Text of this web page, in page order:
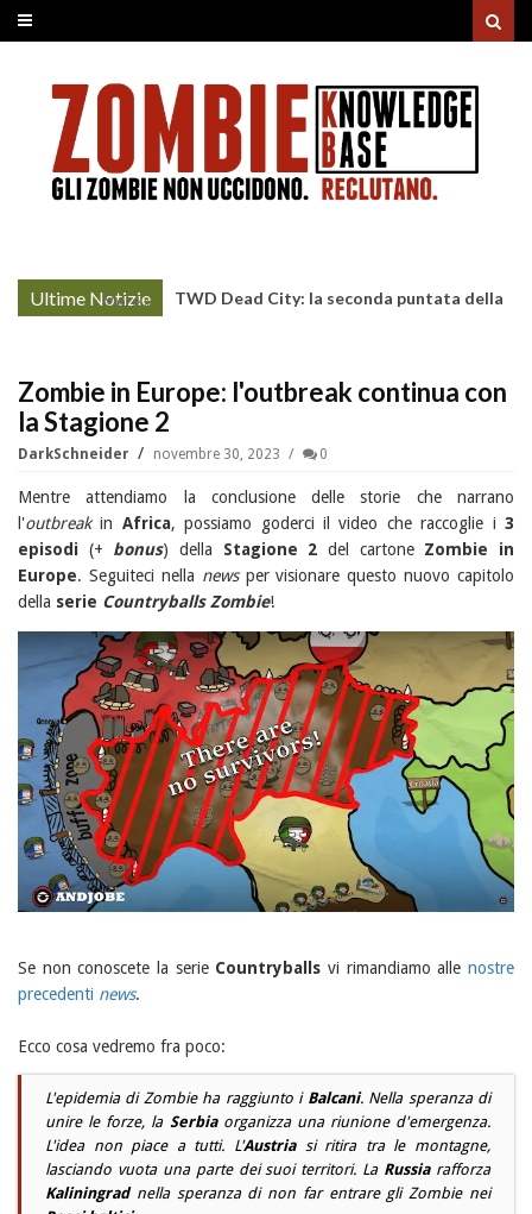
Ultime Notizie
More »
TWD Dead City: la seconda puntata della
Zombie in Europe: l'outbreak continua con
la Stagione 2
DarkSchneider novembre 30, 2023 0
Mentre attendiamo la conclusione delle storie che narrano
l'outbreakin Africa, possiamo goderci il video che raccoglie i3
episodi (+ bonus) della Stagione 2 del cartone Zombie in
Europe. Seguiteci nella newsper visionare questo nuovo capitolo
della serie Countryballs Zombie!
Se non conoscete la serie Countryballs vi rimandiamo allenostre
precedenti news.
Ecco cosa vedremo fra poco:
L'epidemia di Zombie ha raggiunto i Balcani. Nella speranza di
unire le forze, la Serbiaorganizza una riunione d'emergenza.
L'idea non piace a tutti. L'Austriasi ritira tra le montagne,
lasciando vuota una parte dei suoi territori. La Russiarafforza
Kaliningradnella speranza di non far entrare gli Zombie nei